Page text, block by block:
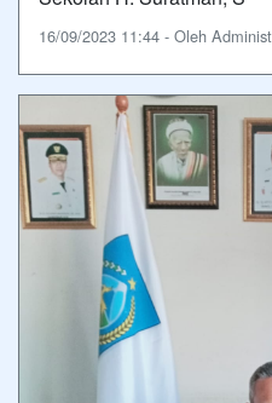
16/09/2023 11:44 - Oleh